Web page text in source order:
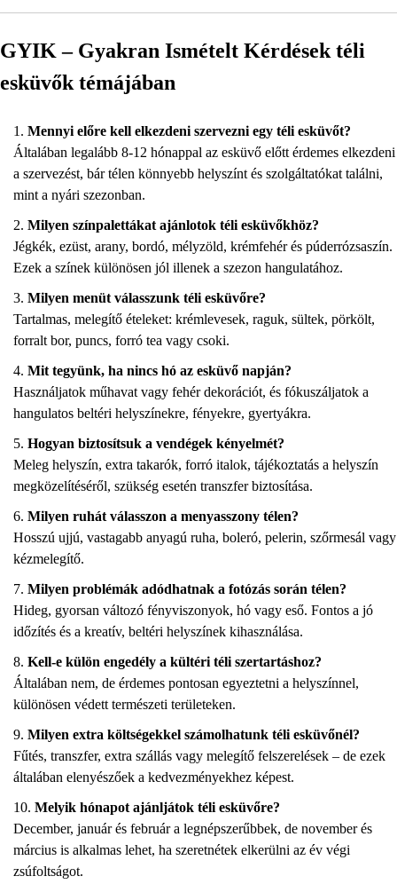
GYIK – Gyakran Ismételt Kérdések téli
esküvők témájában
Mennyi előre kell elkezdeni szervezni egy téli esküvőt?
Általában legalább 8-12 hónappal az esküvő előtt érdemes elkezdeni
a szervezést, bár télen könnyebb helyszínt és szolgáltatókat találni,
mint a nyári szezonban.
Milyen színpalettákat ajánlotok téli esküvőkhöz?
Jégkék, ezüst, arany, bordó, mélyzöld, krémfehér és púderrózsaszín.
Ezek a színek különösen jól illenek a szezon hangulatához.
Milyen menüt válasszunk téli esküvőre?
Tartalmas, melegítő ételeket: krémlevesek, raguk, sültek, pörkölt,
forralt bor, puncs, forró tea vagy csoki.
Mit tegyünk, ha nincs hó az esküvő napján?
Használjatok műhavat vagy fehér dekorációt, és fókuszáljatok a
hangulatos beltéri helyszínekre, fényekre, gyertyákra.
Hogyan biztosítsuk a vendégek kényelmét?
Meleg helyszín, extra takarók, forró italok, tájékoztatás a helyszín
megközelítéséről, szükség esetén transzfer biztosítása.
Milyen ruhát válasszon a menyasszony télen?
Hosszú ujjú, vastagabb anyagú ruha, boleró, pelerin, szőrmesál vagy
kézmelegítő.
Milyen problémák adódhatnak a fotózás során télen?
Hideg, gyorsan változó fényviszonyok, hó vagy eső. Fontos a jó
időzítés és a kreatív, beltéri helyszínek kihasználása.
Kell-e külön engedély a kültéri téli szertartáshoz?
Általában nem, de érdemes pontosan egyeztetni a helyszínnel,
különösen védett természeti területeken.
Milyen extra költségekkel számolhatunk téli esküvőnél?
Fűtés, transzfer, extra szállás vagy melegítő felszerelések – de ezek
általában elenyészőek a kedvezményekhez képest.
Melyik hónapot ajánljátok téli esküvőre?
December, január és február a legnépszerűbbek, de november és
március is alkalmas lehet, ha szeretnétek elkerülni az év végi
zsúfoltságot.